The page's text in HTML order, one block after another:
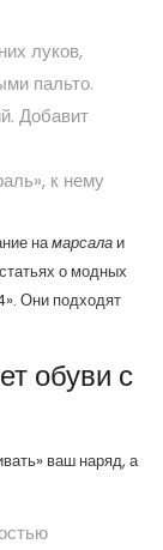
луков,
пальто.
Добавит
к нему
намарсала и
о модных
Они подходят
обуви с
ваш наряд, а